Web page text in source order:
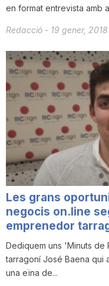
en format entrevista amb
Redacció - 19 gener, 2018
Les grans
negocis on.line
emprenedor
Dediquem uns 'Minuts
tarragoní José Baena qui
una eïna de...